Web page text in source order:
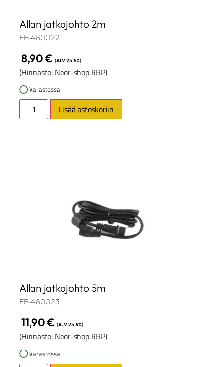
Allan jatkojohto 2m
EE-480022
8,90€ (ALV 25.5%)
(Hinnasto: Noor-shop RRP)
Varastossa
Lisää ostoskoriin
Allan jatkojohto 5m
EE-480023
11,90€ (ALV 25.5%)
(Hinnasto: Noor-shop RRP)
Varastossa